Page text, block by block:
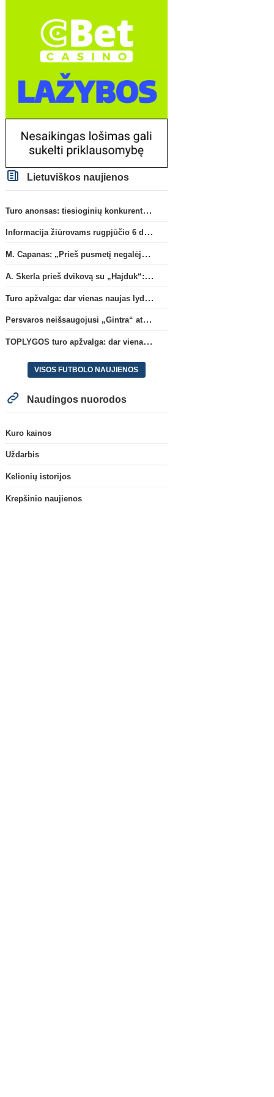
Lietuviškos naujienos
Turo anonsas: tiesioginių konkurentų dvikova Gargžduose
Informacija žiūrovams rugpjūčio 6 d. UEFA rungtynėms
M. Capanas: „Prieš pusmetį negalėjau net įsivaizduoti, kad žaisime prieš „Hajduk“
A. Skerla prieš dvikovą su „Hajduk“: „Tai kito kalibro komanda“
Turo apžvalga: dar vienas naujas lyderis
Persvaros neišsaugojusi „Gintra“ atrankos pusfinalyje nusileido Škotijos čempionėms
TOPLYGOS turo apžvalga: dar vienas naujas lyderis
VISOS FUTBOLO NAUJIENOS
Naudingos nuorodos
Kuro kainos
Uždarbis
Kelionių istorijos
Krepšinio naujienos